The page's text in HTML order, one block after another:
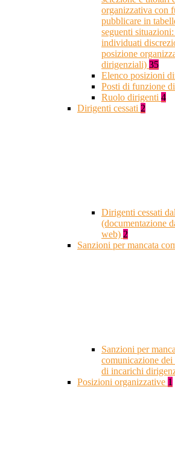
organizzativa con
pubblicare in
seguenti
individuati
posizione
dirigenziali) 35
Elenco posizioni
Posti di funzione
Ruolo dirigenti 4
Dirigenti cessati 2
Dirigenti cessati
(documentazione
web) 2
Sanzioni per mancata
Sanzioni per
comunicazione
di incarichi
Posizioni organizzative 1